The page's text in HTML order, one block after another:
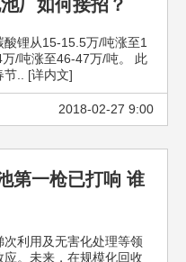
厂如何接招？
锂从15-15.5万/吨涨至1
/吨涨至46-47万/吨。 此
节.. [详内文]
2018-02-27 9:00
第一枪已打响 谁
利用及无害化处理等领
。未来，在规模化回收